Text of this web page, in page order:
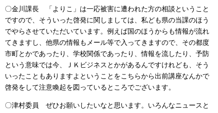
〇金川課長 「よりこ」は一応被害に遭われた方の相談ということ
ですので、そういった啓発に関しましては、私ども県の当課のほう
でやらさせていただいています。例えば国のほうからも情報が流れ
てきますし、他県の情報もメール等で入ってきますので、その都度
市町とかであったり、学校関係であったり、情報を流したり、予防
という意味では今、ＪＫビジネスとかがあるんですけれども、そう
いったこともありますよということをこちらから出前講座なんかで
啓発をして注意喚起を図っているところでございます。
〇津村委員 ぜひお願いしたいなと思います。いろんなニュースと